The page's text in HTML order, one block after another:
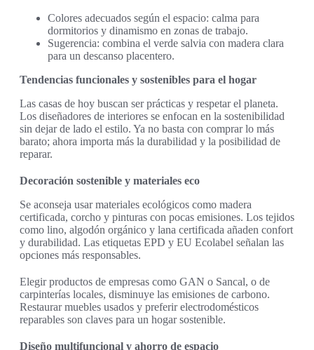
Colores adecuados según el espacio: calma para
dormitorios y dinamismo en zonas de trabajo.
Sugerencia: combina el verde salvia con madera clara
para un descanso placentero.
Tendencias funcionales y sostenibles para el hogar
Las casas de hoy buscan ser prácticas y respetar el planeta.
Los diseñadores de interiores se enfocan en la sostenibilidad
sin dejar de lado el estilo. Ya no basta con comprar lo más
barato; ahora importa más la durabilidad y la posibilidad de
reparar.
Decoración sostenible y materiales eco
Se aconseja usar materiales ecológicos como madera
certificada, corcho y pinturas con pocas emisiones. Los tejidos
como lino, algodón orgánico y lana certificada añaden confort
y durabilidad. Las etiquetas EPD y EU Ecolabel señalan las
opciones más responsables.
Elegir productos de empresas como GAN o Sancal, o de
carpinterías locales, disminuye las emisiones de carbono.
Restaurar muebles usados y preferir electrodomésticos
reparables son claves para un hogar sostenible.
Diseño multifuncional y ahorro de espacio